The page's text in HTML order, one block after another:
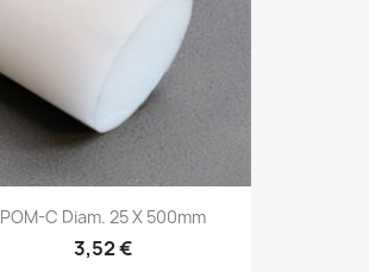
POM-C Diam. 25 X 500mm
3,52 €